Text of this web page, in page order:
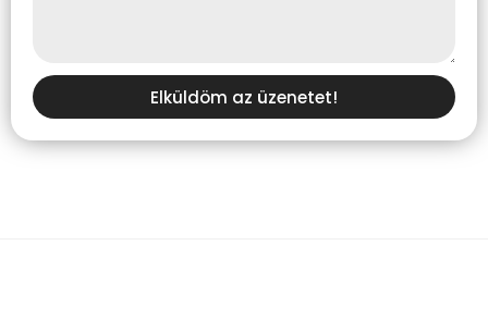
Elküldöm az üzenetet!